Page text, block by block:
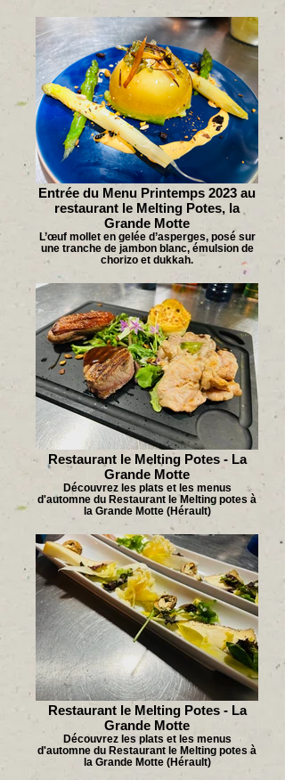
Entrée du Menu Printemps 2023 au
restaurant le Melting Potes, la
Grande Motte
L’œuf mollet en gelée d’asperges, posé sur
une tranche de jambon blanc, émulsion de
chorizo et dukkah.
Restaurant le Melting Potes - La
Grande Motte
Découvrez les plats et les menus
d'automne du Restaurant le Melting potes à
la Grande Motte (Hérault)
Restaurant le Melting Potes - La
Grande Motte
Découvrez les plats et les menus
d'automne du Restaurant le Melting potes à
la Grande Motte (Hérault)